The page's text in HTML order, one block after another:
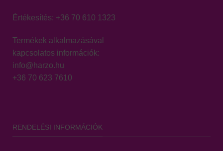
Értékesítés: +36 70 610 1323
Termékek alkalmazásával
kapcsolatos információk:
info@harzo.hu
+36 70 623 7610
RENDELÉSI INFORMÁCIÓK